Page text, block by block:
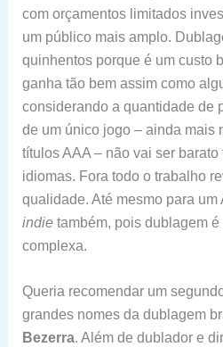
com orçamentos limitados
um público mais amplo.
quinhentos porque é um custo
ganha tão bem assim como
considerando a quantidade de
de um único jogo – ainda mais
títulos AAA – não vai ser
idiomas. Fora todo o trabalho
qualidade. Até mesmo para
indietambém, pois dublagem é
complexa.
Queria recomendar um
grandes nomes da dublagem
Bezerra. Além de dublador e